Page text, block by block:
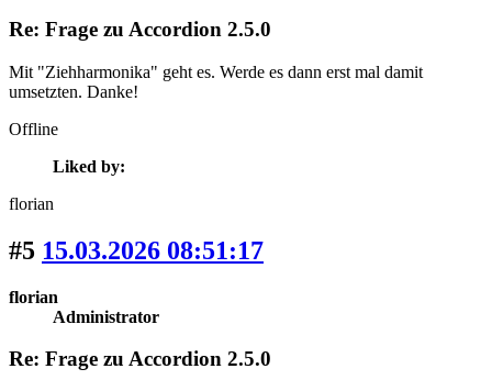
Re: Frage zu Accordion 2.5.0
Mit "Ziehharmonika" geht es. Werde es dann erst mal damit
umsetzten. Danke!
Offline
Liked by:
florian
#5 15.03.2026 08:51:17
florian
Administrator
Re: Frage zu Accordion 2.5.0